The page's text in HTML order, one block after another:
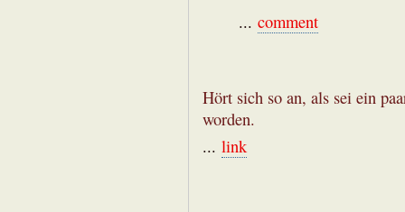
... comment
Hört sich so an, als sei ein
worden.
... link